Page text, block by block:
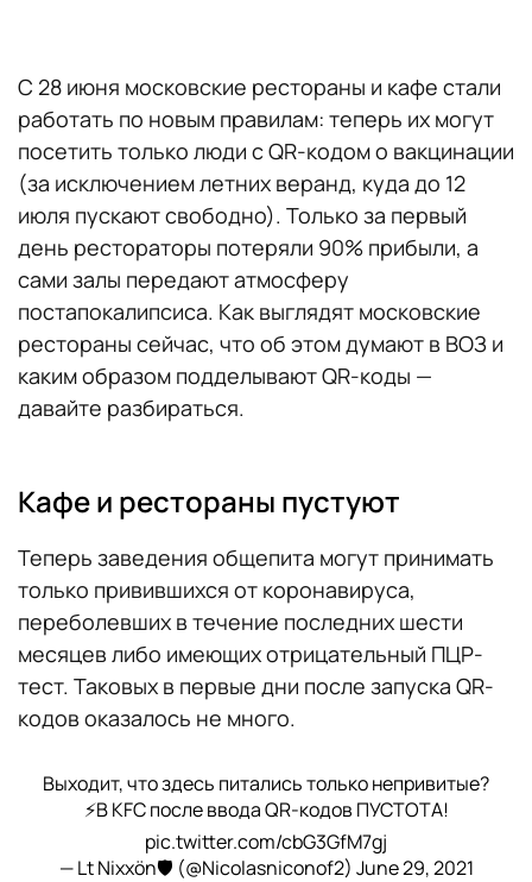
С 28 июня московские рестораны и кафе стали
работать по новым правилам: теперь их могут
посетить только люди с QR-кодом о вакцинации
(за исключением летних веранд, куда до 12
июля пускают свободно). Только за первый
день рестораторы потеряли 90% прибыли, а
сами залы передают атмосферу
постапокалипсиса. Как выглядят московские
рестораны сейчас, что об этом думают в ВОЗ и
каким образом подделывают QR-коды —
давайте разбираться.
Кафе и рестораны пустуют
Теперь заведения общепита могут принимать
только привившихся от коронавируса,
переболевших в течение последних шести
месяцев либо имеющих отрицательный ПЦР-
тест. Таковых в первые дни после запуска QR-
кодов оказалось не много.
Выходит, что здесь питались только непривитые?
⚡В KFC после ввода QR-кодов ПУСТОТА!
pic.twitter.com/cbG3GfM7gj
— Lt Nixxön🛡 (@Nicolasniconof2) June 29, 2021